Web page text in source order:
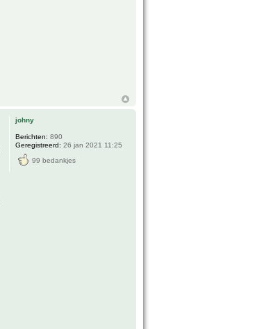
johny
Berichten: 890
Geregistreerd: 26 jan 2021 11:25
99 bedankjes